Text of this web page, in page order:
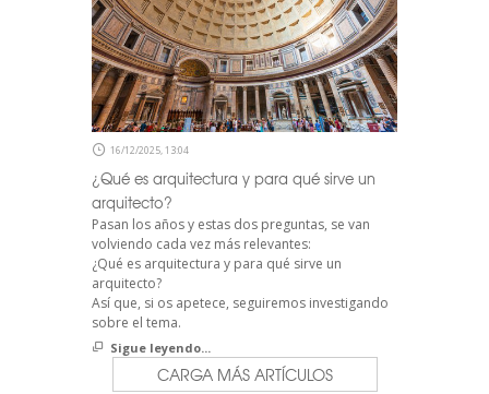
16/12/2025, 13:04
¿Qué es arquitectura y para qué sirve un
arquitecto?
Pasan los años y estas dos preguntas, se van
volviendo cada vez más relevantes:
¿Qué es arquitectura y para qué sirve un
arquitecto?
Así que, si os apetece, seguiremos investigando
sobre el tema.
Sigue leyendo...
CARGA MÁS ARTÍCULOS